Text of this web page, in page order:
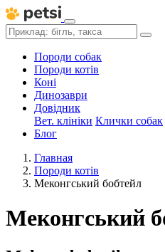
Породи собак
Породи котів
Коні
Динозаври
Довідник
Вет. клініки Клички собак
Блог
Главная
Породи котів
Меконгський бобтейл
Меконгський